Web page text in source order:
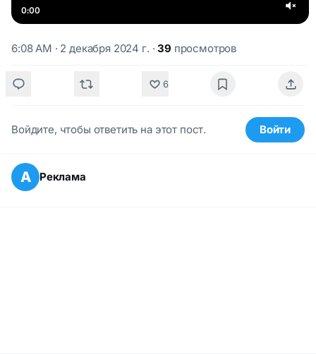
0:00
6:08 AM · 2 декабря 2024 г. ·39 просмотров
6
Войдите, чтобы ответить на этот пост. Войти
А Реклама